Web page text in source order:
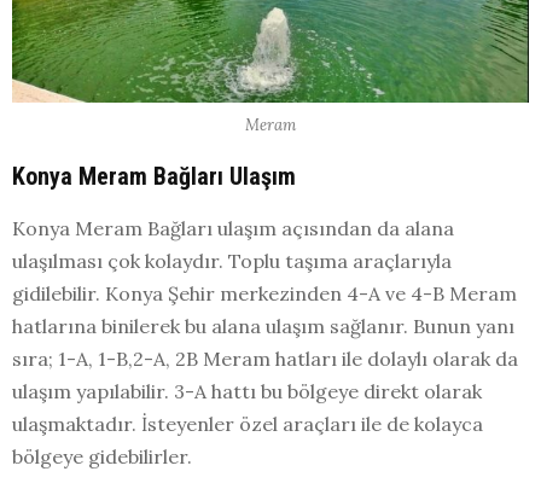
Meram
Konya Meram Bağları Ulaşım
Konya Meram Bağları ulaşım açısından da alana
ulaşılması çok kolaydır. Toplu taşıma araçlarıyla
gidilebilir. Konya Şehir merkezinden 4-A ve 4-B Meram
hatlarına binilerek bu alana ulaşım sağlanır. Bunun yanı
sıra; 1-A, 1-B,2-A, 2B Meram hatları ile dolaylı olarak da
ulaşım yapılabilir. 3-A hattı bu bölgeye direkt olarak
ulaşmaktadır. İsteyenler özel araçları ile de kolayca
bölgeye gidebilirler.